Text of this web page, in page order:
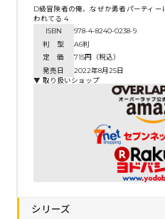
D級冒険者の俺、なぜか勇者パーティ
われてる 4
ISBN
978-4-8240-0238-9
判 型
A6判
定 価
715円（税込）
発売日
2022年8月25日
▼ 取り扱いショップ
シリーズ